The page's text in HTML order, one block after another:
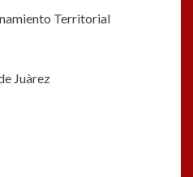
Territorial
Juàrez